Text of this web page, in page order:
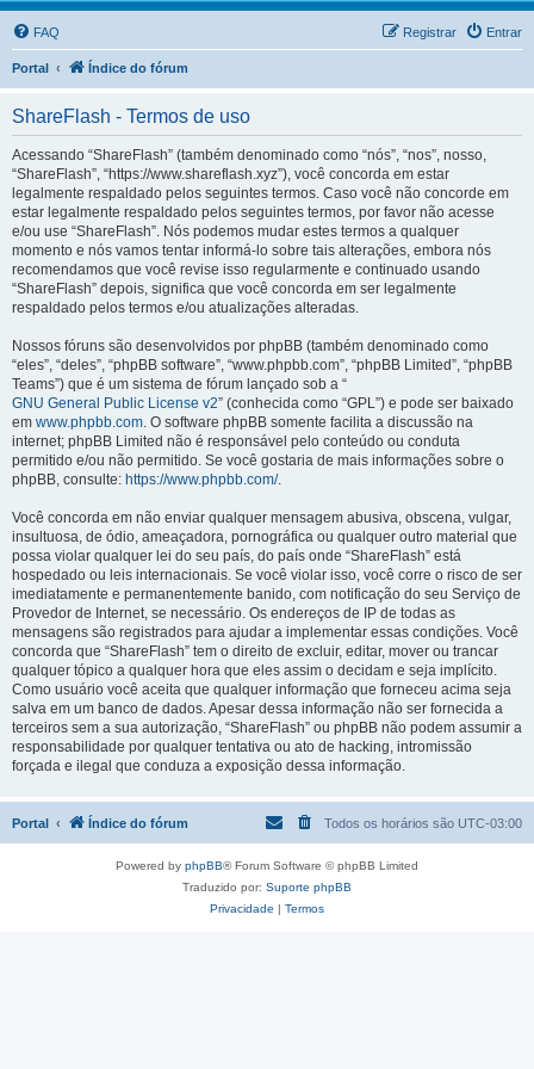
FAQ Entrar
Registrar
Portal Índice do fórum
ShareFlash - Termos de uso
Acessando “ShareFlash” (também denominado como “nós”, “nos”, nosso,
“ShareFlash”, “https://www.shareflash.xyz”), você concorda em estar
legalmente respaldado pelos seguintes termos. Caso você não concorde em
estar legalmente respaldado pelos seguintes termos, por favor não acesse
e/ou use “ShareFlash”. Nós podemos mudar estes termos a qualquer
momento e nós vamos tentar informá-lo sobre tais alterações, embora nós
recomendamos que você revise isso regularmente e continuado usando
“ShareFlash” depois, significa que você concorda em ser legalmente
respaldado pelos termos e/ou atualizações alteradas.
Nossos fóruns são desenvolvidos por phpBB (também denominado como
“eles”, “deles”, “phpBB software”, “www.phpbb.com”, “phpBB Limited”, “phpBB
Teams”) que é um sistema de fórum lançado sob a “
GNU General Public License v2” (conhecida como “GPL”) e pode ser baixado
em www.phpbb.com. O software phpBB somente facilita a discussão na
internet; phpBB Limited não é responsável pelo conteúdo ou conduta
permitido e/ou não permitido. Se você gostaria de mais informações sobre o
phpBB, consulte: https://www.phpbb.com/.
Você concorda em não enviar qualquer mensagem abusiva, obscena, vulgar,
insultuosa, de ódio, ameaçadora, pornográfica ou qualquer outro material que
possa violar qualquer lei do seu país, do país onde “ShareFlash” está
hospedado ou leis internacionais. Se você violar isso, você corre o risco de ser
imediatamente e permanentemente banido, com notificação do seu Serviço de
Provedor de Internet, se necessário. Os endereços de IP de todas as
mensagens são registrados para ajudar a implementar essas condições. Você
concorda que “ShareFlash” tem o direito de excluir, editar, mover ou trancar
qualquer tópico a qualquer hora que eles assim o decidam e seja implícito.
Como usuário você aceita que qualquer informação que forneceu acima seja
salva em um banco de dados. Apesar dessa informação não ser fornecida a
terceiros sem a sua autorização, “ShareFlash” ou phpBB não podem assumir a
responsabilidade por qualquer tentativa ou ato de hacking, intromissão
forçada e ilegal que conduza a exposição dessa informação.
Portal Índice do fórum Todos os horários são UTC-03:00
Powered by phpBB® Forum Software © phpBB Limited
Traduzido por: Suporte phpBB
Privacidade | Termos